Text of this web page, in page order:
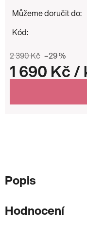
Můžeme doručit do:
Kód:
2 390 Kč –29 %
1 690 Kč/
Popis
Hodnocení